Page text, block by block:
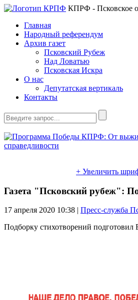
КПРФ - Псковское
Главная
Народный референдум
Архив газет
Псковский Рубеж
Над Ловатью
Псковская Искра
О нас
Депутатская вертикаль
Контакты
+ Увеличить
Газета "Псковский рубеж":
17 апреля 2020 10:38 | Пресс-служба
Подборку стихотворений